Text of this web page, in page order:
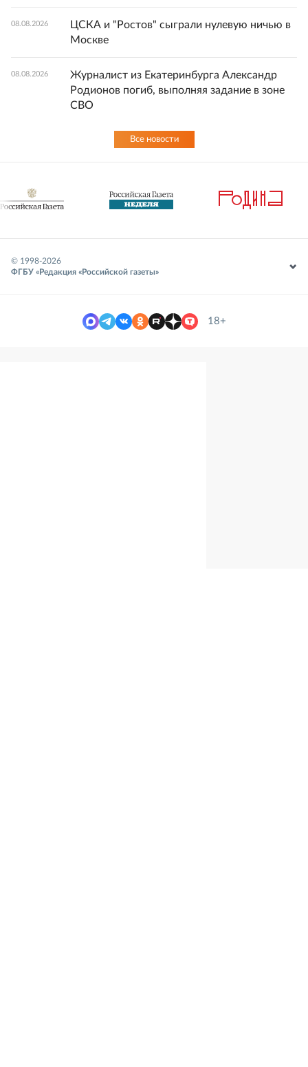
08.08.2026
ЦСКА и "Ростов" сыграли нулевую ничью в
Москве
08.08.2026
Журналист из Екатеринбурга Александр
Родионов погиб, выполняя задание в зоне
СВО
Все новости
© 1998-2026
ФГБУ «Редакция «Российской газеты»
18+